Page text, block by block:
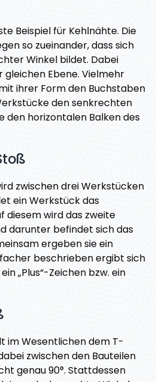
Beispiel für Kehlnähte. Die
so zueinander, dass sich
Winkel bildet. Dabei
gleichen Ebene. Vielmehr
ihrer Form den Buchstaben
den senkrechten
den horizontalen Balken des
zwischen drei Werkstücken
ein Werkstück das
diesem wird das zweite
darunter befindet sich das
ergeben sie ein
beschrieben ergibt sich
„Plus“-Zeichen bzw. ein
im Wesentlichen dem T-
zwischen den Bauteilen
genau 90°. Stattdessen